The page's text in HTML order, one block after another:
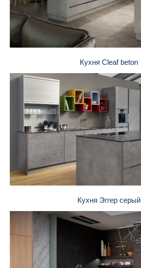
Кухня Cleaf beton
Кухня Эггер серый